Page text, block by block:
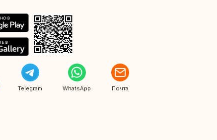
Telegram WhatsApp Почта